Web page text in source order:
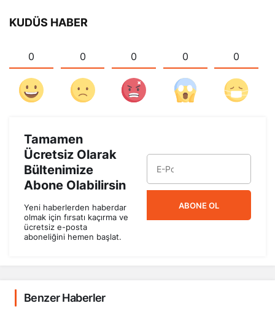
KUDÜS HABER
0 0 0 0 0
Tamamen
Ücretsiz Olarak
Bültenimize
Abone Olabilirsin
Yeni haberlerden haberdar
olmak için fırsatı kaçırma ve
ücretsiz e-posta
aboneliğini hemen başlat.
ABONE OL
Benzer Haberler